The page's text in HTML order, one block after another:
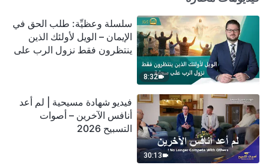
8:32
سلسلة وعظيِّة: طلب الحق في
الإيمان – الويل لأولئك الذين
ينتظرون فقط نزول الرب على
30:13
فيديو شهادة مسيحية | لم أعد
أنافس الآخرين – أصوات
التسبيح 2026